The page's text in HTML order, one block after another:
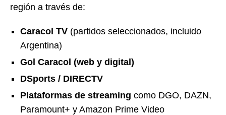
región a través de:
Caracol TV (partidos seleccionados, incluido
Argentina)
Gol Caracol (web y digital)
DSports / DIRECTV
Plataformas de streaming como DGO, DAZN,
Paramount+ y Amazon Prime Video